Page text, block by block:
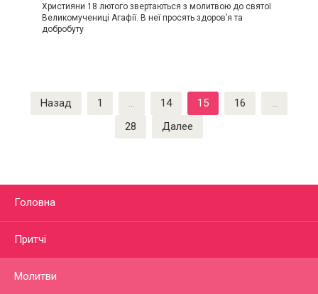
Християни 18 лютого звертаються з молитвою до святої
Великомучениці Агафії. В неї просять здоров’я та
добробуту
Пагинация
записей
Назад 1 … 14 15 16
…
28
Далее
Головна
Притчі
Молитви